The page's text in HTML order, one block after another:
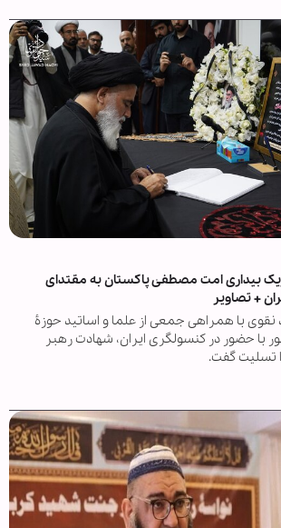
بیداری امت مصطفیٰ پاکستان به مقتدای
+ تصاویر
با همراهی جمعی از علما و اساتید حوزۀ
با حضور در کنسولگری ایران، شهادت رهبر
تسلیت گفت.